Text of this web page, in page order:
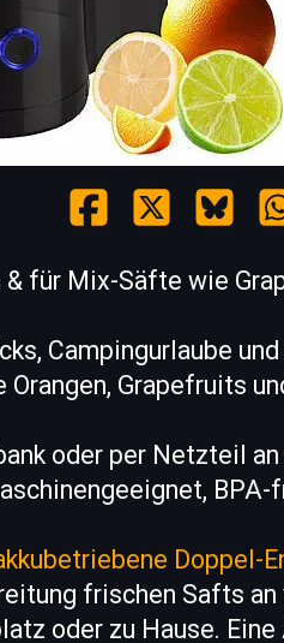
& für Mix-Säfte wie
Campingurlaube
Grapefruits
oder per Netzteil
BPA-
Doppel-
frischen Safts an
oder zu Hause.